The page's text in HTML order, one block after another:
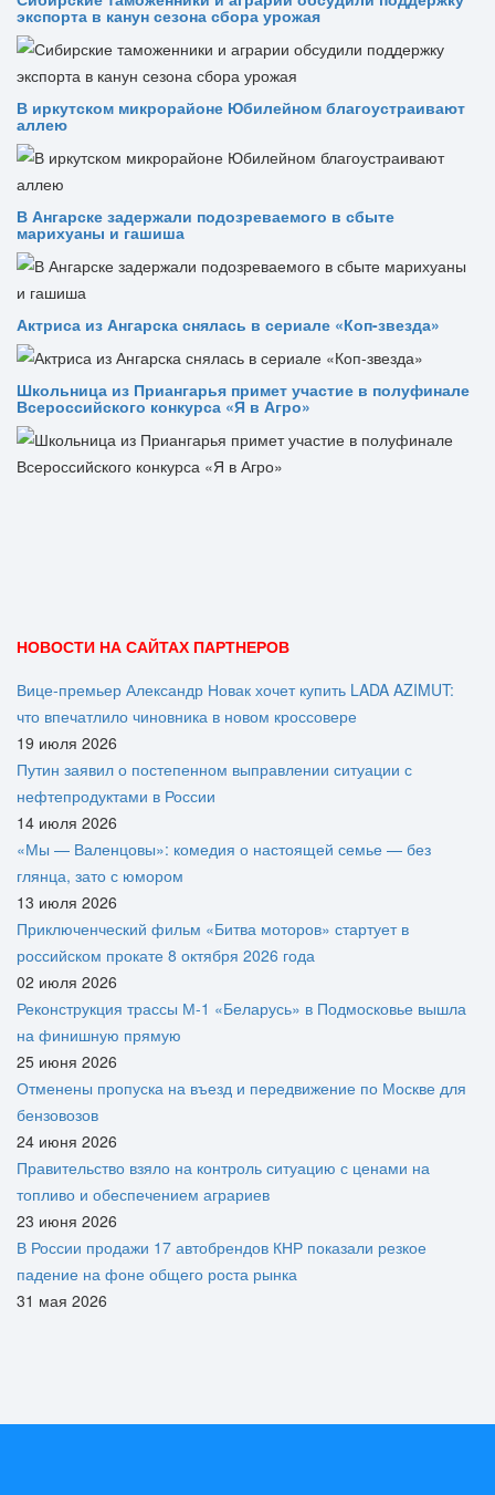
экспорта в канун сезона сбора урожая
В иркутском микрорайоне Юбилейном благоустраивают
аллею
В Ангарске задержали подозреваемого в сбыте
марихуаны и гашиша
Актриса из Ангарска снялась в сериале «Коп-звезда»
Школьница из Приангарья примет участие в полуфинале
Всероссийского конкурса «Я в Агро»
НОВОСТИ НА САЙТАХ ПАРТНЕРОВ
Вице‑премьер Александр Новак хочет купить LADA AZIMUT:
что впечатлило чиновника в новом кроссовере
19 июля 2026
Путин заявил о постепенном выправлении ситуации с
нефтепродуктами в России
14 июля 2026
«Мы — Валенцовы»: комедия о настоящей семье — без
глянца, зато с юмором
13 июля 2026
Приключенческий фильм «Битва моторов» стартует в
российском прокате 8 октября 2026 года
02 июля 2026
Реконструкция трассы М-1 «Беларусь» в Подмосковье вышла
на финишную прямую
25 июня 2026
Отменены пропуска на въезд и передвижение по Москве для
бензовозов
24 июня 2026
Правительство взяло на контроль ситуацию с ценами на
топливо и обеспечением аграриев
23 июня 2026
В России продажи 17 автобрендов КНР показали резкое
падение на фоне общего роста рынка
31 мая 2026